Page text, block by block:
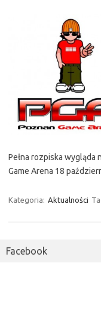
Pełna rozpiska wygląda
Game Arena 18
Kategoria: Aktualności
Facebook